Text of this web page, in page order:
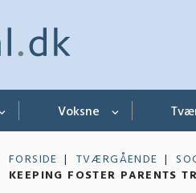
Voksne
FORSIDE TVÆRGÅENDE
KEEPING FOSTER PARENTS